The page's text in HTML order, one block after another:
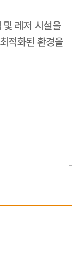
및 레저 시설을
적화된 환경을